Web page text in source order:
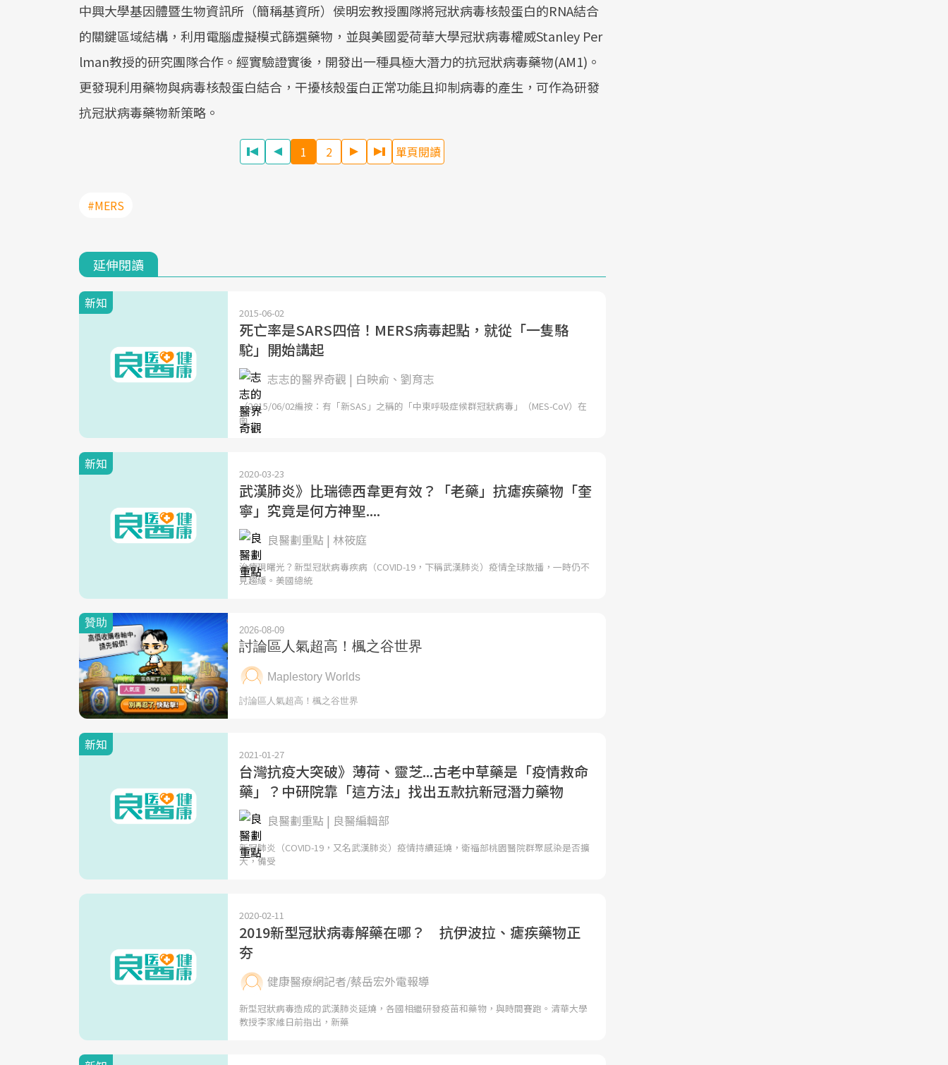
中興大學基因體暨生物資訊所（簡稱基資所）侯明宏教授團隊將冠狀病毒核殼蛋白的RNA結合
的關鍵區域結構，利用電腦虛擬模式篩選藥物，並與美國愛荷華大學冠狀病毒權威Stanley Per
lman教授的研究團隊合作。經實驗證實後，開發出一種具極大潛力的抗冠狀病毒藥物(AM1)。
更發現利用藥物與病毒核殼蛋白結合，干擾核殼蛋白正常功能且抑制病毒的產生，可作為研發
抗冠狀病毒藥物新策略。
1 2 單頁閱讀
#MERS
延伸閱讀
新知
2015-06-02
死亡率是SARS四倍！MERS病毒起點，就從「一隻駱
駝」開始講起
志志的醫界奇觀 | 白映俞、劉育志
（2015/06/02編按：有「新SAS」之稱的「中東呼吸症候群冠狀病毒」（MES-CoV）在
南
新知
2020-03-23
武漢肺炎》比瑞德西韋更有效？「老藥」抗瘧疾藥物「奎
寧」究竟是何方神聖....
良醫劃重點 | 林筱庭
治療現曙光？新型冠狀病毒疾病（COVID-19，下稱武漢肺炎）疫情全球散播，一時仍不
見趨緩。美國總統
新知
2021-01-27
台灣抗疫大突破》薄荷、靈芝...古老中草藥是「疫情救命
藥」？中研院靠「這方法」找出五款抗新冠潛力藥物
良醫劃重點 | 良醫編輯部
新冠肺炎（COVID-19，又名武漢肺炎）疫情持續延燒，衛福部桃園醫院群聚感染是否擴
大，備受
2020-02-11
2019新型冠狀病毒解藥在哪？ 抗伊波拉、瘧疾藥物正
夯
健康醫療網記者/蔡岳宏外電報導
新型冠狀病毒造成的武漢肺炎延燒，各國相繼研發疫苗和藥物，與時間賽跑。清華大學
教授李家維日前指出，新藥